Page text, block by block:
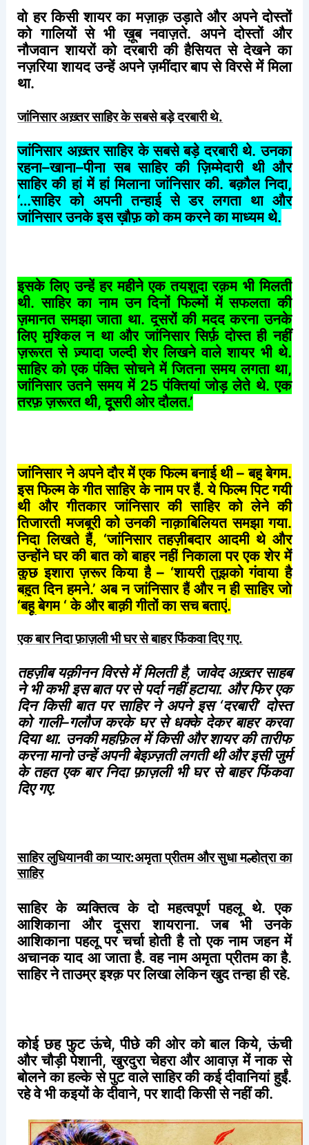
वो हर किसी शायर का मज़ाक़ उड़ाते और अपने दोस्तों
को गालियों से भी ख़ूब नवाज़ते. अपने दोस्तों और
नौजवान शायरों को दरबारी की हैसियत से देखने का
नज़रिया शायद उन्हें अपने ज़मींदार बाप से विरसे में मिला
था.
जांनिसारअख़्तरसाहिरकेसबसेबड़ेदरबारीथे.
जांनिसार अख़्तर साहिर के सबसे बड़े दरबारी थे.उनका
रहना–खाना–पीना सब साहिर की ज़िम्मेदारी थी और
साहिर की हां में हां मिलाना जांनिसार की.बक़ौल निदा,
‘…साहिर को अपनी तन्हाई से डर लगता था और
जांनिसार उनके इस ख़ौफ़ को कम करने का माध्यम थे.
इसके लिए उन्हें हर महीने एक तयशुदा रक़म भी मिलती
थी.साहिर का नाम उन दिनों फिल्मों में सफलता की
ज़मानत समझा जाता था.दूसरों की मदद करना उनके
लिए मुश्किल न था और जांनिसार सिर्फ़ दोस्त ही नहीं
ज़रूरत से ज़्यादा जल्दी शेर लिखने वाले शायर भी थे.
साहिर को एक पंक्ति सोचने में जितना समय लगता था,
जांनिसार उतने समय में25पंक्तियां जोड़ लेते थे.एक
तरफ़ ज़रूरत थी,दूसरी ओर दौलत.’
जांनिसार ने अपने दौर में एक फिल्म बनाई थी–बहू बेगम.
इस फिल्म के गीत साहिर केनामपरहैं.येफिल्मपिटगयी
थी और गीतकार जांनिसार की साहिर को लेने की
तिजारती मजबूरी को उनकी नाक़ाबिलियत समझा गया.
निदा लिखते हैं, ‘जांनिसार तहज़ीबदार आदमी थे और
उन्होंने घर की बात को बाहर नहीं निकाला पर एक शेर में
कुछ इशारा ज़रूर किया है– ‘शायरी तुझको गंवाया है
बहुत दिन हमने.’अब न जांनिसार हैं और न ही साहिर जो
‘बहू बेगम ‘के और बाक़ी गीतों का सच बताएं.
एकबारनिदाफ़ाज़लीभीघरसेबाहरफिंकवादिएगए.
तहज़ीब यक़ीनन विरसे में मिलती है, जावेद अख़्तर साहब
ने भी कभी इस बात पर से पर्दा नहीं हटाया. और फिर एक
दिन किसी बात पर साहिर ने अपने इस‘दरबारी’ दोस्त
को गाली–गलौज करके घर से धक्के देकर बाहर करवा
दिया था. उनकी महफ़िल में किसी और शायर की तारीफ
करना मानो उन्हें अपनी बेइज़्ज़तीलगतीथीऔरइसीजुर्म
के तहत एक बार निदा फ़ाज़ली भी घर से बाहर फिंकवा
दिए गए.
साहिर लुधियानवी का प्यार:अमृता प्रीतम और सुधा मल्होत्रा का
साहिर
साहिर के व्यक्तित्व के दो महत्वपूर्ण पहलू थे.एक
आशिकाना
और दूसरा शायराना.जब भी
उनके
आशिकाना पहलू पर चर्चा होती है तो एक नाम जहन में
अचानक याद आ जाता है.वह नाम अमृता प्रीतम का है.
साहिरनेताउम्रइश्क़परलिखालेकिनखुदतन्हाहीरहे.
कोई छह फुट ऊंचे,पीछे की ओर को बाल किये,ऊंची
और चौड़ी पेशानी,खुरदुरा चेहरा और आवाज़ में नाक से
बोलने का हल्के से पुट वाले साहिर की कई दीवानियां हुईं.
रहेवेभीकइयोंकेदीवाने,परशादीकिसीसेनहींकी.